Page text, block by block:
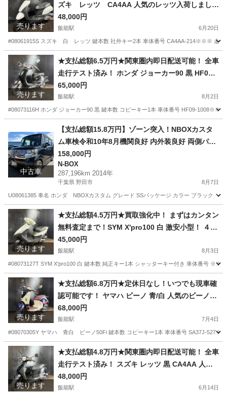
売ります
ズキ レッツ CA4AA 人気のレッツ入荷しました
♪ 外観良好！通勤、通学におすすめ！
48,000円
飯能駅 6月20日
#08061915S スズキ 白 レッツ 鍵本数 社外キー2本 車体番号 CA4AA-214※※※
埼玉 飯能市 飯能駅 スズキ レッツ
売ります
★支払総額6.5万円★関東圏内即日配送可能！ 全車
走行テスト済み！ ホンダ ジョーカー90 黒 HF09
人気のジョーカー！激安小型！ アメリカン！！２
ストのためオイル注ぎ足すだけ！ バッテリー新
品！
65,000円
飯能駅 8月2日
#08073116H ホンダ ジョーカー90 黒 鍵本数 コピーキー1本 車体番号 HF09-
飯能駅 ホンダ ジョーカー
中古車
【支払総額15.8万円】ゾーン突入！NBOXカスタ
ム車検令和10年8月機関良好 内外装良好 両側パワ
スラ CTBA 不具合無し！
158,000円
N-BOX
287,196km 2014年
千葉県 野田市 8月7日
U08061385 車名 ホンダ NBOXカスタム グレード SSパッケージ カラー ブラック
千葉 野田市 N-BOX 車両
売ります
★支払総額4.5万円★買取強化中！ まずはカンタン
無料査定まで！SYM X'pro100 白 激安小型！ ４ス
ト、集中キー！ サイスタ付き！ フロントディスク
ブレーキ！
45,000円
飯能駅 8月3日
#08073127T SYM X'pro100 白 鍵本数 純正キー1本 シャッターキー付き 車体番号
埼玉 飯能市 飯能駅 その他 サイスタ
売ります
★支払総額6.8万円★定休日なし！いつでも現車確
認可能です！ ヤマハ ビーノ 青/白 人気のビーノ！
4ストインジェクション！ 外観良好！ バッテリー
新品！ サイスタ付き！
68,000円
飯能駅 7月4日
#08070305Y ヤマハ 青白 ビーノ50Fi 鍵本数 コピーキー1本 車体番号 SA37J-
埼玉 飯能市 飯能駅 ヤマハ サイスタ
売ります
★支払総額4.8万円★関東圏内即日配送可能！ 全車
走行テスト済み！ スズキ レッツ 黒 CA4AA 人気
のレッツ！ 4ストインジェクション！ 集中キー！
カスタムベースに♪
48,000円
飯能駅 6月14日